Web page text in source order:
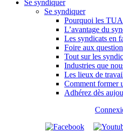
Se syndiquer
Se syndiquer
Pourquoi les
L’avantage du
Les syndicats en
Foire aux
Tout sur les
Industries que
Les lieux de
Comment former
Adhérez dès